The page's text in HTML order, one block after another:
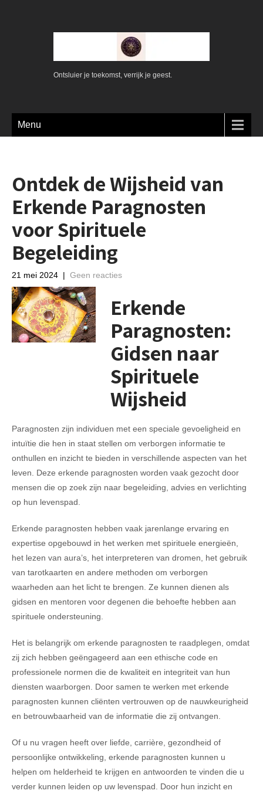
Ontsluier je toekomst, verrijk je geest.
Menu
Ontdek de Wijsheid van
Erkende Paragnosten
voor Spirituele
Begeleiding
21 mei 2024 | Geen reacties
Erkende
Paragnosten:
Gidsen naar
Spirituele
Wijsheid
Paragnosten zijn individuen met een speciale gevoeligheid en
intuïtie die hen in staat stellen om verborgen informatie te
onthullen en inzicht te bieden in verschillende aspecten van het
leven. Deze erkende paragnosten worden vaak gezocht door
mensen die op zoek zijn naar begeleiding, advies en verlichting
op hun levenspad.
Erkende paragnosten hebben vaak jarenlange ervaring en
expertise opgebouwd in het werken met spirituele energieën,
het lezen van aura’s, het interpreteren van dromen, het gebruik
van tarotkaarten en andere methoden om verborgen
waarheden aan het licht te brengen. Ze kunnen dienen als
gidsen en mentoren voor degenen die behoefte hebben aan
spirituele ondersteuning.
Het is belangrijk om erkende paragnosten te raadplegen, omdat
zij zich hebben geëngageerd aan een ethische code en
professionele normen die de kwaliteit en integriteit van hun
diensten waarborgen. Door samen te werken met erkende
paragnosten kunnen cliënten vertrouwen op de nauwkeurigheid
en betrouwbaarheid van de informatie die zij ontvangen.
Of u nu vragen heeft over liefde, carrière, gezondheid of
persoonlijke ontwikkeling, erkende paragnosten kunnen u
helpen om helderheid te krijgen en antwoorden te vinden die u
verder kunnen leiden op uw levenspad. Door hun inzicht en